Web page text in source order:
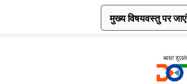
मुख्य विषयवस्तु पर जाएं